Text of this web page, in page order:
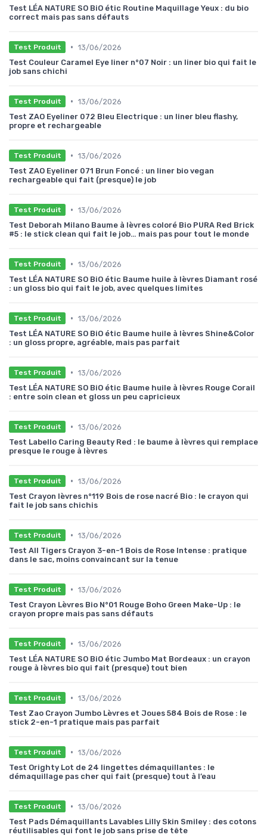
Test LÉA NATURE SO BiO étic Routine Maquillage Yeux : du bio
correct mais pas sans défauts
Test Produit • 13/06/2026
Test Couleur Caramel Eye liner n°07 Noir : un liner bio qui fait le
job sans chichi
Test Produit • 13/06/2026
Test ZAO Eyeliner 072 Bleu Electrique : un liner bleu flashy,
propre et rechargeable
Test Produit • 13/06/2026
Test ZAO Eyeliner 071 Brun Foncé : un liner bio vegan
rechargeable qui fait (presque) le job
Test Produit • 13/06/2026
Test Deborah Milano Baume à lèvres coloré Bio PURA Red Brick
#5 : le stick clean qui fait le job… mais pas pour tout le monde
Test Produit • 13/06/2026
Test LÉA NATURE SO BiO étic Baume huile à lèvres Diamant rosé
: un gloss bio qui fait le job, avec quelques limites
Test Produit • 13/06/2026
Test LÉA NATURE SO BiO étic Baume huile à lèvres Shine&Color
: un gloss propre, agréable, mais pas parfait
Test Produit • 13/06/2026
Test LÉA NATURE SO BiO étic Baume huile à lèvres Rouge Corail
: entre soin clean et gloss un peu capricieux
Test Produit • 13/06/2026
Test Labello Caring Beauty Red : le baume à lèvres qui remplace
presque le rouge à lèvres
Test Produit • 13/06/2026
Test Crayon lèvres n°119 Bois de rose nacré Bio : le crayon qui
fait le job sans chichis
Test Produit • 13/06/2026
Test All Tigers Crayon 3-en-1 Bois de Rose Intense : pratique
dans le sac, moins convaincant sur la tenue
Test Produit • 13/06/2026
Test Crayon Lèvres Bio N°01 Rouge Boho Green Make-Up : le
crayon propre mais pas sans défauts
Test Produit • 13/06/2026
Test LÉA NATURE SO BiO étic Jumbo Mat Bordeaux : un crayon
rouge à lèvres bio qui fait (presque) tout bien
Test Produit • 13/06/2026
Test Zao Crayon Jumbo Lèvres et Joues 584 Bois de Rose : le
stick 2-en-1 pratique mais pas parfait
Test Produit • 13/06/2026
Test Orighty Lot de 24 lingettes démaquillantes : le
démaquillage pas cher qui fait (presque) tout à l’eau
Test Produit • 13/06/2026
Test Pads Démaquillants Lavables Lilly Skin Smiley : des cotons
réutilisables qui font le job sans prise de tête